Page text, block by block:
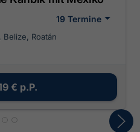
19 Termine
Roatán
€ p.P.